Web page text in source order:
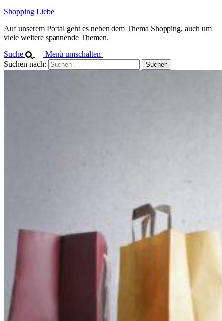
Shopping Liebe
Auf unserem Portal geht es neben dem Thema Shopping, auch um
viele weitere spannende Themen.
Suche
Menü umschalten
Suchen nach: